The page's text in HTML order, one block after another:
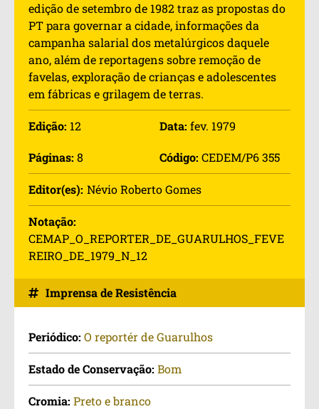
edição de setembro de 1982 traz as propostas do
PT para governar a cidade, informações da
campanha salarial dos metalúrgicos daquele
ano, além de reportagens sobre remoção de
favelas, exploração de crianças e adolescentes
em fábricas e grilagem de terras.
Edição: 12 Data: fev. 1979
Páginas: 8 Código: CEDEM/P6 355
Editor(es): Névio Roberto Gomes
Notação:
CEMAP_O_REPORTER_DE_GUARULHOS_FEVE
REIRO_DE_1979_N_12
Imprensa de Resistência
Periódico: O reportér de Guarulhos
Estado de Conservação: Bom
Cromia: Preto e branco